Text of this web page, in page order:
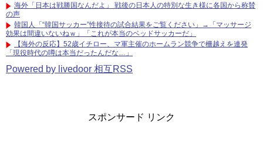
海外「日本は戦勝国なんだよ」 戦後の日本人の特別な生き様に各国から称賛
の声
韓国人「“韓国サッカー”性接待の試合結果をご覧ください」→「マッサージ
効果は間違いないねｗ」「これが本当のベッドサッカーだ」
【海外の反応】52歳イチロー、マ軍主催のホームラン競争で柵越えを連発
「現役時代の噂は本当だったんだな…」
Powered by livedoor 相互RSS
スポンサード リンク